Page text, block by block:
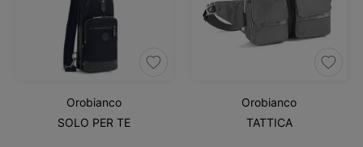
Orobianco
SOLO PER TE
Orobianco
TATTICA